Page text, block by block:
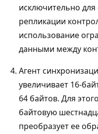
исключительно
репликации
использование
данными между
Агент
увеличивает 16-
64 байтов. Для
байтовую
преобразует ее